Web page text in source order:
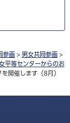
参画 > 男女共同参画 >
平等センターからのお
開催します（8月）